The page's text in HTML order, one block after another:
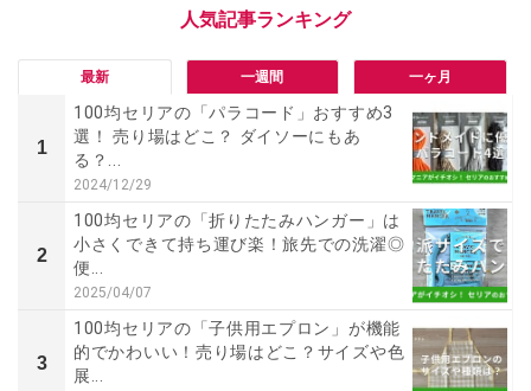
最新 一週間 一ヶ月
1
100均セリアの「パラコード」おすすめ3
選！ 売り場はどこ？ ダイソーにもあ
る？...
2024/12/29
2
100均セリアの「折りたたみハンガー」は
小さくできて持ち運び楽！旅先での洗濯◎
便...
2025/04/07
3
100均セリアの「子供用エプロン」が機能
的でかわいい！売り場はどこ？サイズや色
展...